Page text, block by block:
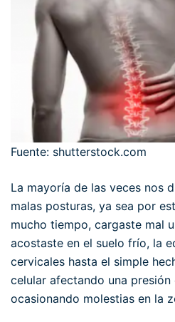
Fuente: shutterstock.com
La mayoría de las veces nos
malas posturas, ya sea por
mucho tiempo, cargaste mal
acostaste en el suelo frío, la
cervicales hasta el simple
celular afectando una presión
ocasionando molestias en la